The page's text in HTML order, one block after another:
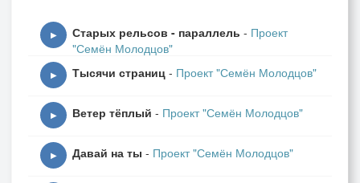
▶ Старых рельсов - параллель - Проект
"Семён Молодцов"
▶ Тысячи страниц - Проект "Семён Молодцов"
▶ Ветер тёплый - Проект "Семён Молодцов"
▶ Давай на ты - Проект "Семён Молодцов"